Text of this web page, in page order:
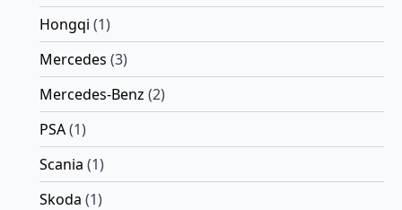
Hongqi (1)
Mercedes (3)
Mercedes-Benz (2)
PSA(1)
Scania (1)
Skoda (1)